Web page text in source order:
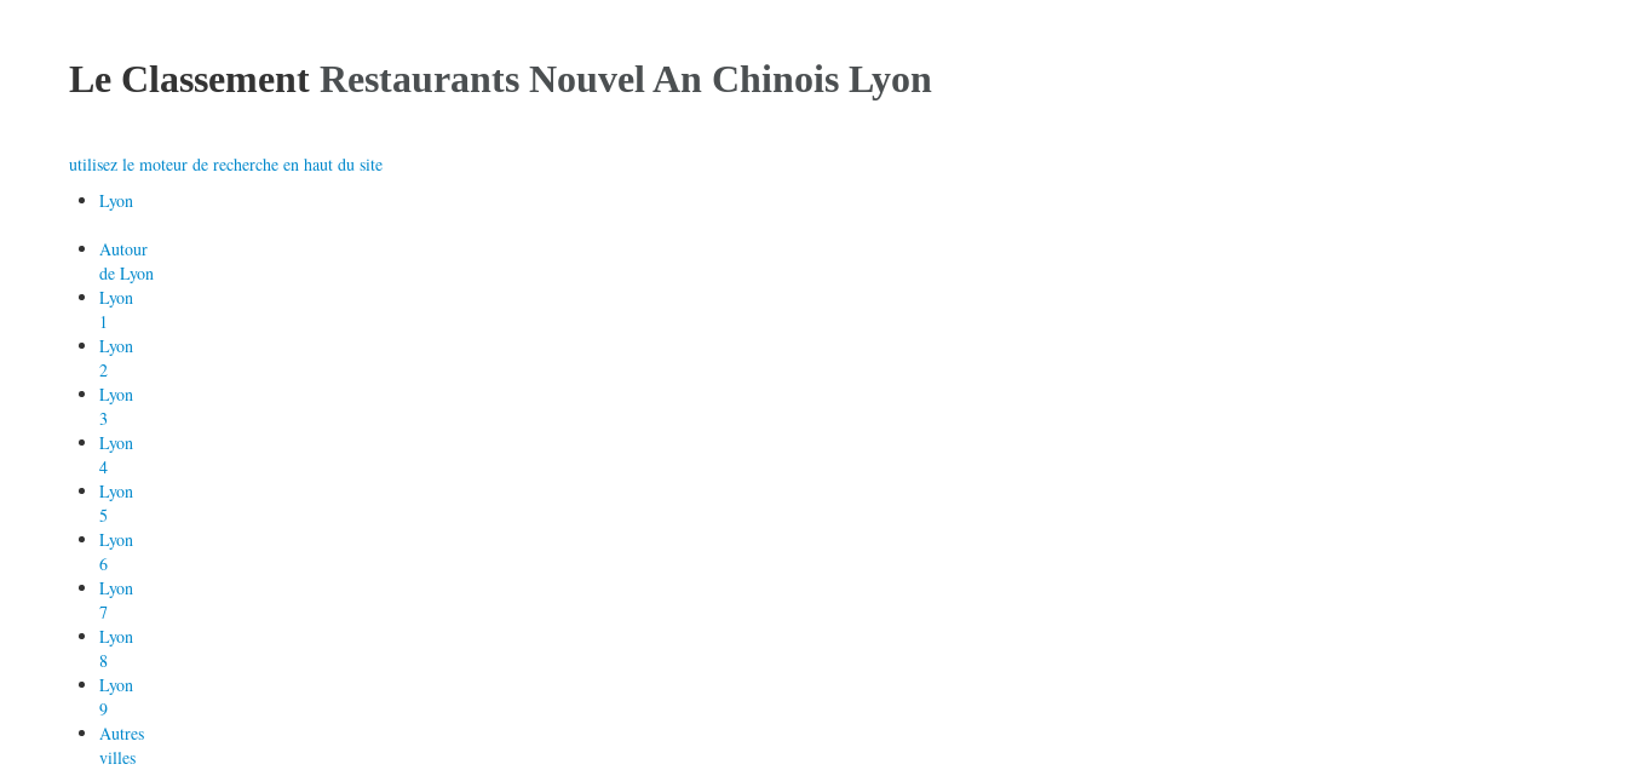
Le Classement Restaurants Nouvel An Chinois Lyon
utilisez le moteur de recherche en haut du site
Lyon
Autour
de Lyon
Lyon
1
Lyon
2
Lyon
3
Lyon
4
Lyon
5
Lyon
6
Lyon
7
Lyon
8
Lyon
9
Autres
villes